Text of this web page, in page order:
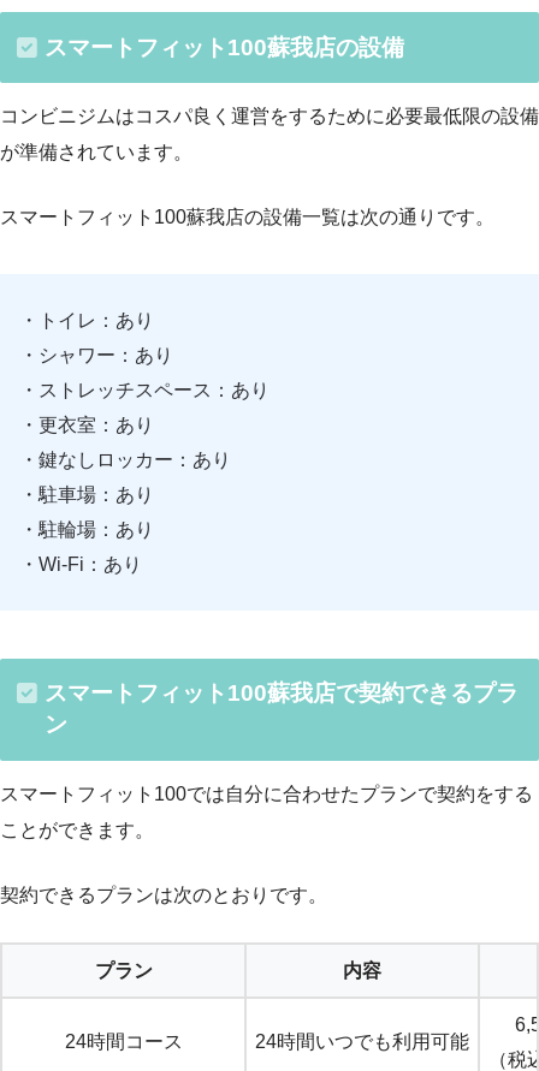
スマートフィット100蘇我店の設備
コンビニジムはコスパ良く運営をするために必要最低限の設備
が準備されています。
スマートフィット100蘇我店の設備一覧は次の通りです。
・トイレ：あり
・シャワー：あり
・ストレッチスペース：あり
・更衣室：あり
・鍵なしロッカー：あり
・駐車場：あり
・駐輪場：あり
・Wi-Fi：あり
スマートフィット100蘇我店で契約できるプラ
ン
スマートフィット100では自分に合わせたプランで契約をする
ことができます。
契約できるプランは次のとおりです。
プラン 内容
24時間コース 24時間いつでも利用可能
（税